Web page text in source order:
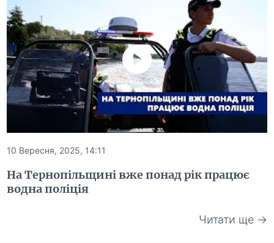
10 Вересня, 2025, 14:11
На Тернопільщині вже понад рік працює
водна поліція
Читати ще →